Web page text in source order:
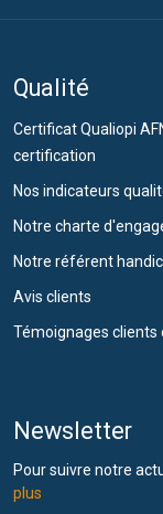
Qualité
Certificat Qualiopi
certification
Nos indicateurs
Notre charte
Notre référent
Avis clients
Témoignages clients
Newsletter
Pour suivre notre
plus